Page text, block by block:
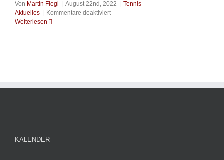
Von Martin Fiegl August 22nd, 2022
Tennis -
Aktuelles
Kommentare deaktiviertfür
–
Weiterlesen
KALENDER